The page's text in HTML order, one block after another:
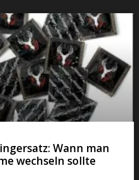
Wann man
wechseln sollte